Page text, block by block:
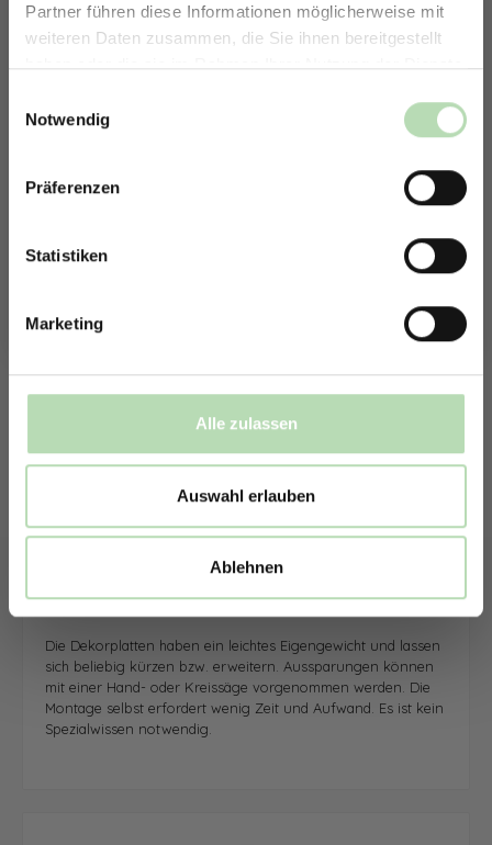
Partner führen diese Informationen möglicherweise mit
weiteren Daten zusammen, die Sie ihnen bereitgestellt
haben oder die sie im Rahmen Ihrer Nutzung der Dienste
Notwendig
Präferenzen
Statistiken
Marketing
Alle zulassen
Auswahl erlauben
Ablehnen
Brillante Druckergebnisse
gedruckt. Das moderne Nano-Protect Veredelungsverfahren
sorgt für zusätzliche Stabilität und Abriebfestigkeit. Die
Scheuerfestigkeit.
Leichte Bearbeitung und Montage
Die Dekorplatten haben ein leichtes Eigengewicht und lassen
sich beliebig kürzen bzw. erweitern. Aussparungen können
mit einer Hand- oder Kreissäge vorgenommen werden. Die
Montage selbst erfordert wenig Zeit und Aufwand. Es ist kein
Spezialwissen notwendig.
ERHALTE 5% RABATT AUF
DEINE RÜCKWÄNDE